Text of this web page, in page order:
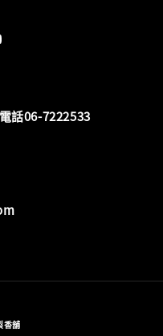
話06-7222533
香舖